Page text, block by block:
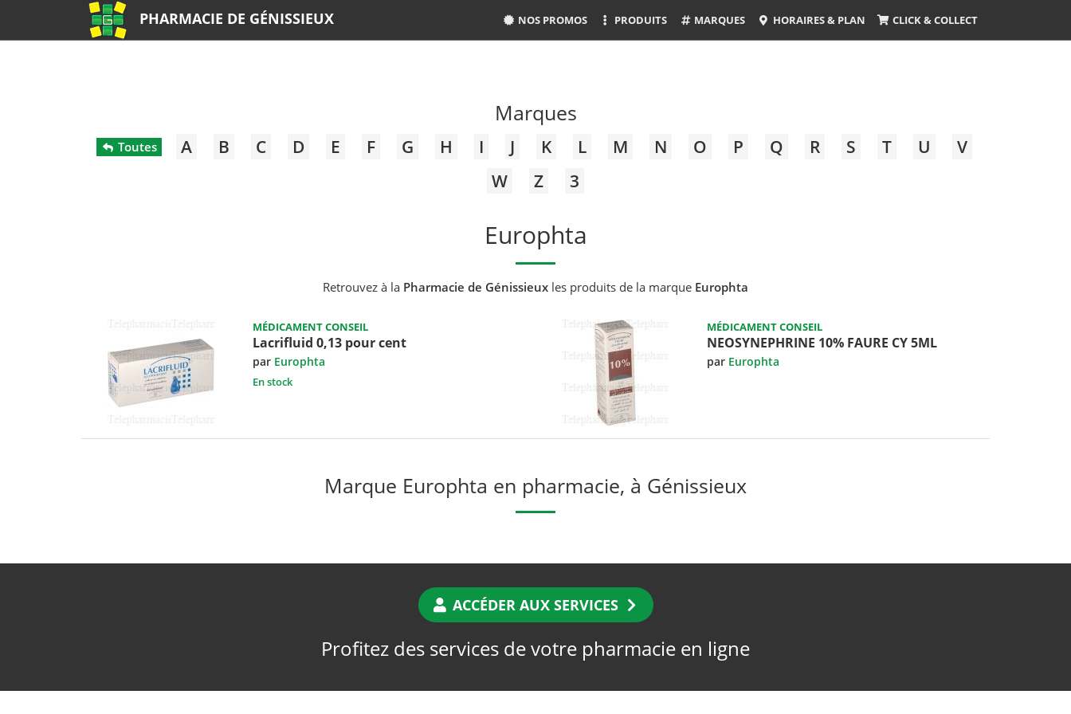
PHARMACIE DE GÉNISSIEUX NOS PROMOS PRODUITS MARQUES HORAIRES & PLAN CLICK & COLLECT
Marques
Toutes A B C D E F G H I J K L M N O P Q R S T U
V
W
Z 3
Europhta
Retrouvez à la Pharmacie de Génissieux les produits de la marque Europhta
MÉDICAMENT CONSEIL
Lacrifluid 0,13 pour cent
par Europhta
En stock
MÉDICAMENT CONSEIL
NEOSYNEPHRINE 10% FAURE CY 5ML
par Europhta
Marque Europhta en pharmacie, à Génissieux
ACCÉDER AUX SERVICES
Profitez des services de votre pharmacie en ligne